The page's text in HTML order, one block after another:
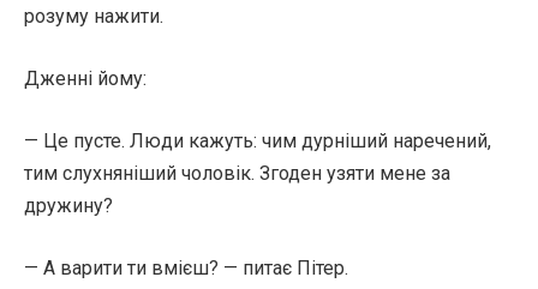
розуму нажити.
Дженні йому:
— Це пусте. Люди кажуть: чим дурніший наречений,
тим слухняніший чоловік. Згоден узяти мене за
дружину?
— А варити ти вмієш? — питає Пітер.